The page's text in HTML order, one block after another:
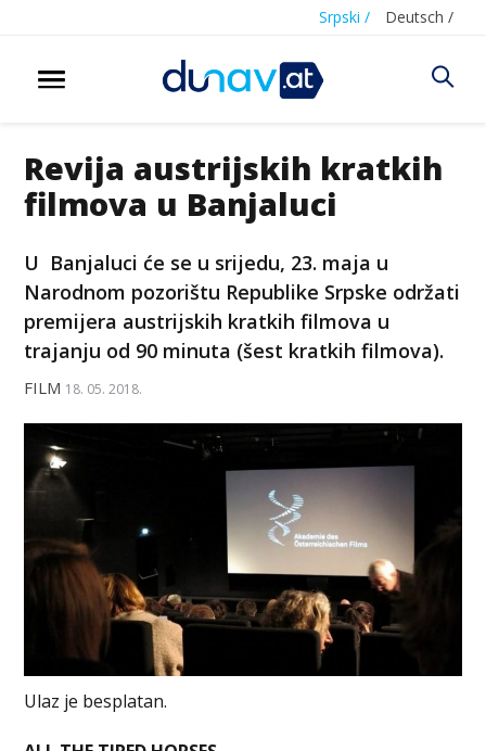
Srpski / Deutsch /
Revija austrijskih kratkih
filmova u Banjaluci
U Banjaluci će se u srijedu, 23. maja u
Narodnom pozorištu Republike Srpske održati
premijera austrijskih kratkih filmova u
trajanju od 90 minuta (šest kratkih filmova).
FILM 18. 05. 2018.
Ulaz je besplatan.